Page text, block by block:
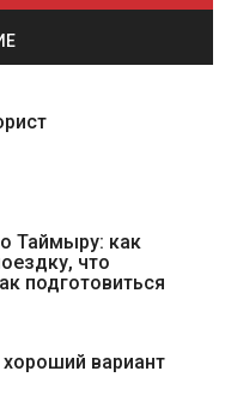
Таймыру: как
что
подготовиться
вариант